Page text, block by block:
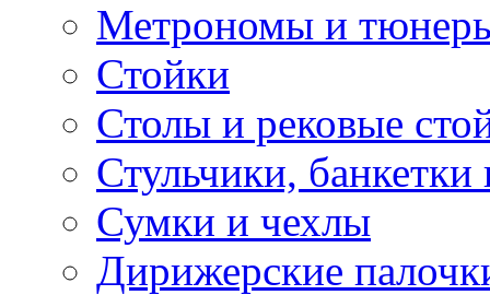
Метрономы и
Стойки
Столы и рековые
Стульчики, банкетки
Сумки и чехлы
Дирижерские